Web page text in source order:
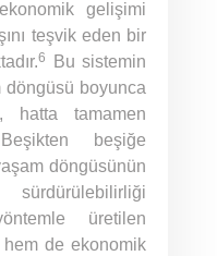
gelişimi
teşvik eden bir
6
Bu sistemin
döngüsü boyunca
hatta tamamen
beşiğe
döngüsünün
üretilen
de ekonomik